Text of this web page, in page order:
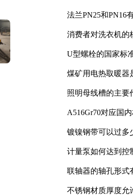
法兰PN25和PN16
消费者对洗衣机的
U型螺栓的国家标
煤矿用电热取暖器
照明母线槽的主要
A516Gr70对应国
镀镍钢带可以过多
计量泵如何达到控
联轴器的轴孔形式
不锈钢材质厚度允